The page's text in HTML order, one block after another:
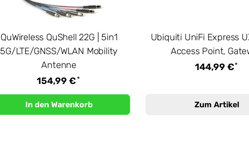
QuWireless QuShell 22G | 5in1
5G/LTE/GNSS/WLAN Mobility
Antenne
154,99 €*
In den Warenkorb
Ubiquiti UniFi Express
Access Point,
144,99 €*
Zum Artikel